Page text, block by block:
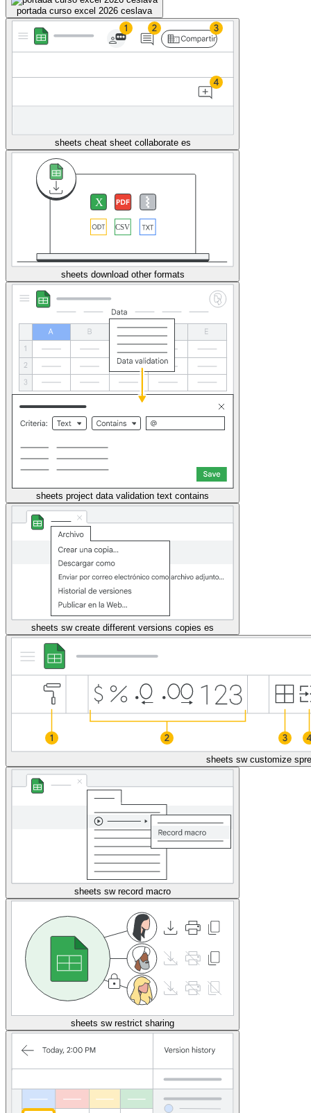
portada curso excel 2026 ceslava
sheets cheat sheet collaborate es
sheets download other formats
sheets project data validation text contains
sheets sw create different versions copies es
sheets sw customize
sheets sw record macro
sheets sw restrict sharing